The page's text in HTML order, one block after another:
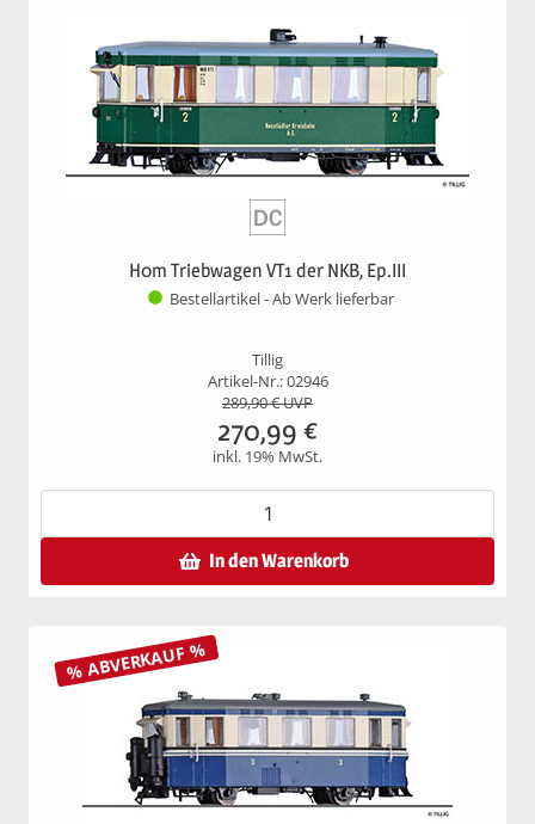
H0m Triebwagen VT1 der NKB, Ep.III
Bestellartikel - Ab Werk lieferbar
Tillig
Artikel-Nr.: 02946
289,90€ UVP
270,99 €
inkl. 19% MwSt.
In den Warenkorb
% ABVERKAUF %